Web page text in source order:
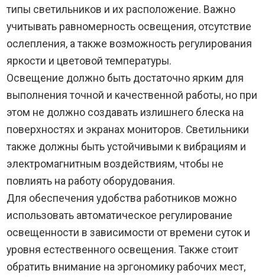
типы светильников и их расположение. Важно
учитывать равномерность освещения, отсутствие
ослепления, а также возможность регулирования
яркости и цветовой температуры.
Освещение должно быть достаточно ярким для
выполнения точной и качественной работы, но при
этом не должно создавать излишнего блеска на
поверхностях и экранах мониторов. Светильники
также должны быть устойчивыми к вибрациям и
электромагнитным воздействиям, чтобы не
повлиять на работу оборудования.
Для обеспечения удобства работников можно
использовать автоматическое регулирование
освещенности в зависимости от времени суток и
уровня естественного освещения. Также стоит
обратить внимание на эргономику рабочих мест,